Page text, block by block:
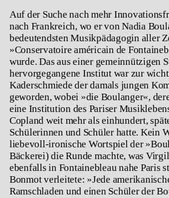
Auf der Suche nach mehr
nach Frankreich, wo er von Nadia
bedeutendsten Musikpädagogin aller
»Conservatoire américain de
wurde. Das aus einer gemeinnützigen
hervorgegangene Institut war zur
Kaderschmiede der damals jungen
geworden, wobei »die Boulanger«,
eine Institution des Pariser
Copland weit mehr als einhundert,
Schülerinnen und Schüler hatte. Kein
liebevoll-ironische Wortspiel der
Bäckerei) die Runde machte, was
ebenfalls in Fontainebleau nahe Paris
Bonmot verleitete: »Jede
Ramschladen und einen Schüler der